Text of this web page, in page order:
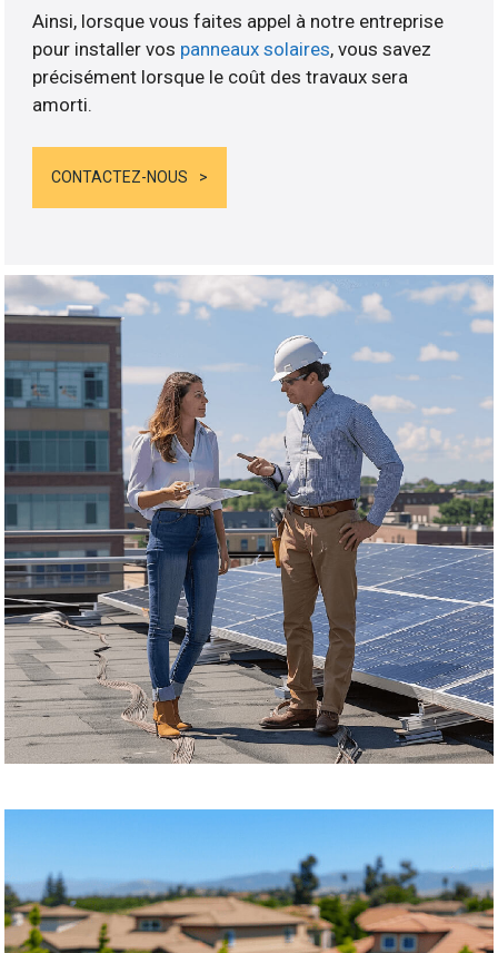
Ainsi, lorsque vous faites appel à notre entreprise
pour installer vos panneaux solaires, vous savez
précisément lorsque le coût des travaux sera
amorti.
CONTACTEZ-NOUS